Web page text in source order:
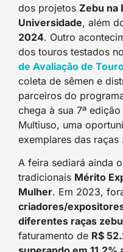
dos projetos Zebu na
Universidade, além
2024. Outro
dos touros testados no
de Avaliação de
coleta de sêmen e
parceiros do
chega à sua 7ª
Multiuso, uma
exemplares das raças
A feira sediará ainda o
tradicionais Mérito
Mulher. Em 2023,
criadores/
diferentes raças
faturamento de R$